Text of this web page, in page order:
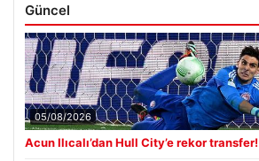
Güncel
05/08/2026
Acun Ilıcalı’dan Hull City’e rekor transfer!